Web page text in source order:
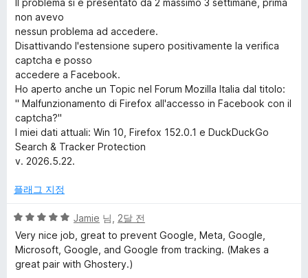
e
r
P
r
o
t
e
c
Il problema si è presentato da 2 massimo 3 settimane, prima
non avevo
nessun problema ad accedere.
Disattivando l'estensione supero positivamente la verifica
captcha e posso
accedere a Facebook.
Ho aperto anche un Topic nel Forum Mozilla Italia dal titolo:
" Malfunzionamento di Firefox all'accesso in Facebook con il
captcha?"
I miei dati attuali: Win 10, Firefox 152.0.1 e DuckDuckGo
Search & Tracker Protection
v. 2026.5.22.
플래그 지정
5
점
만
점
Jamie 님, 2달 전
Very nice job, great to prevent Google, Meta, Google,
Microsoft, Google, and Google from tracking. (Makes a
great pair with Ghostery.)